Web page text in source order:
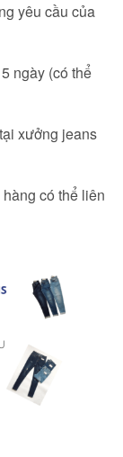
yêu cầu của
ngày (có thể
xưởng jeans
có thể liên